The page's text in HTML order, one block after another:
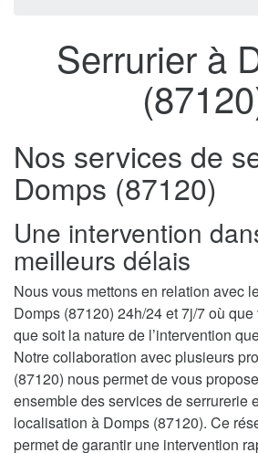
Serrurier à
Nos services de
Domps (87120)
Une intervention
meilleurs délais
Nous vous mettons en relation avec
Domps (87120) 24h/24 et 7j/7 où
que soit la nature de l’intervention
Notre collaboration avec plusieurs
(87120) nous permet de vous
ensemble des services de serrurerie
localisation à Domps (87120). Ce
permet de garantir une intervention